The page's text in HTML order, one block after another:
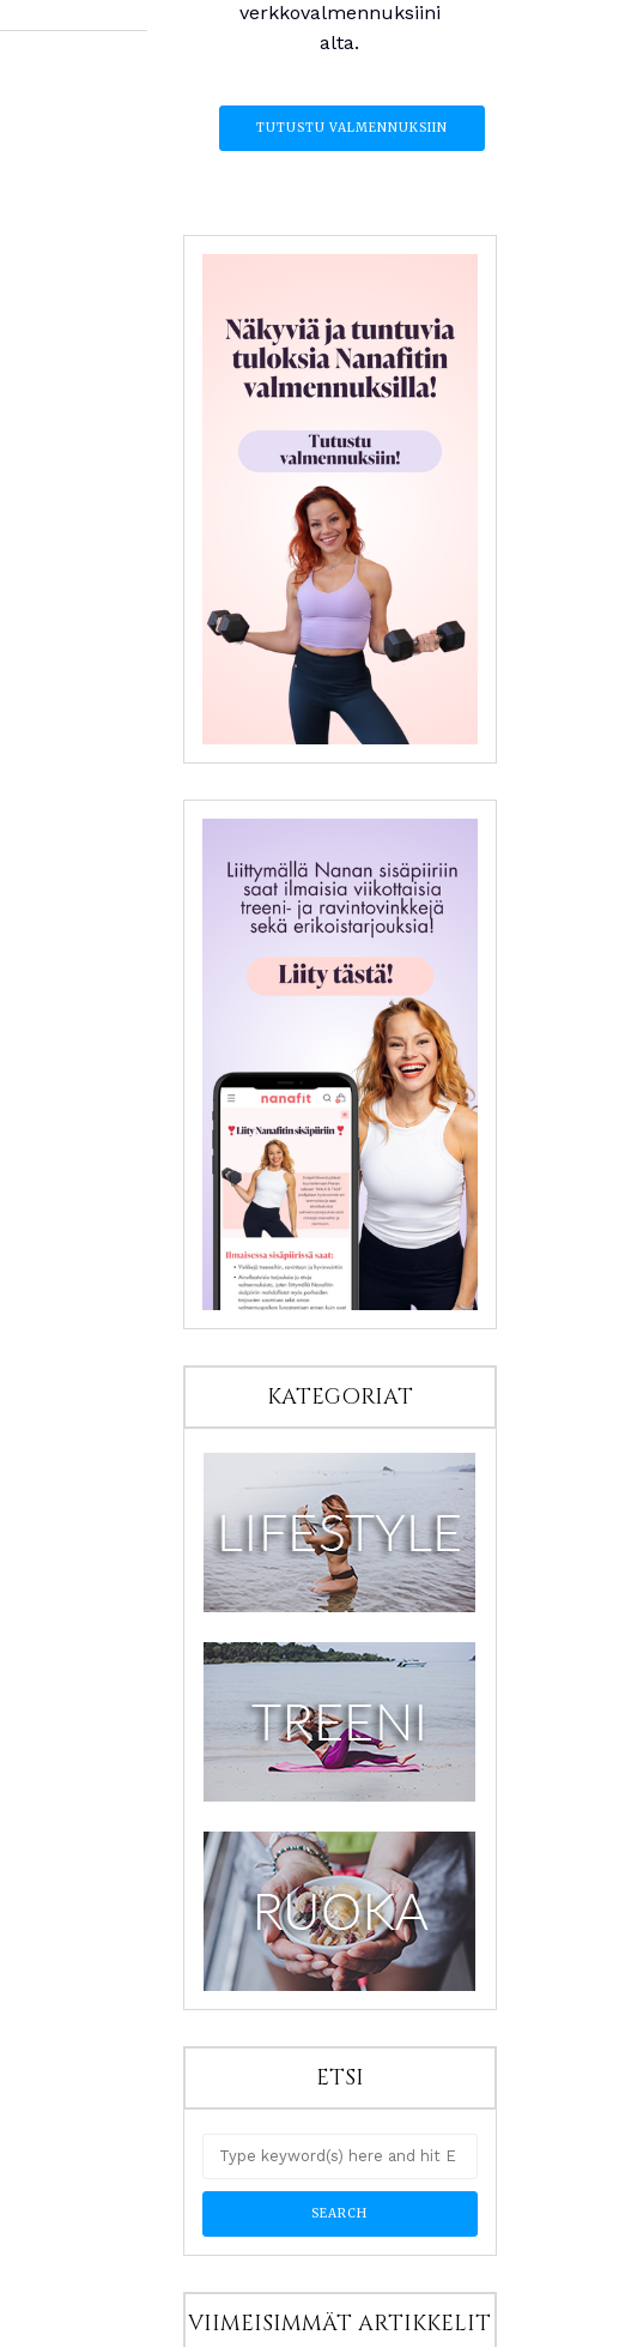
verkkovalmennuksiini
alta.
TUTUSTU VALMENNUKSIIN
KATEGORIAT
ETSI
VIIMEISIMMÄT ARTIKKELIT